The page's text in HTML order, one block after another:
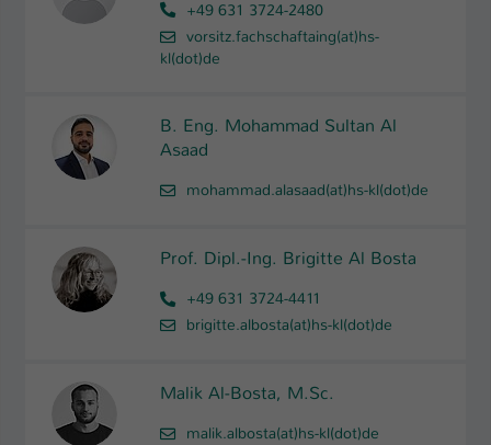
+49 631 3724-2480
vorsitz.fachschaftaing(at)hs-
kl(dot)de
B. Eng. Mohammad Sultan Al
Asaad
mohammad.alasaad(at)hs-kl(dot)de
Prof. Dipl.-Ing. Brigitte Al Bosta
+49 631 3724-4411
brigitte.albosta(at)hs-kl(dot)de
Malik Al-Bosta, M.Sc.
malik.albosta(at)hs-kl(dot)de
be_typo_user
Laufzeit 1 Tag
ein Besucher im Typo3-Backend
zu verwalten.